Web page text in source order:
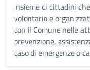
Insieme di cittadini
volontario e
con il Comune nelle
prevenzione,
caso di emergenze o